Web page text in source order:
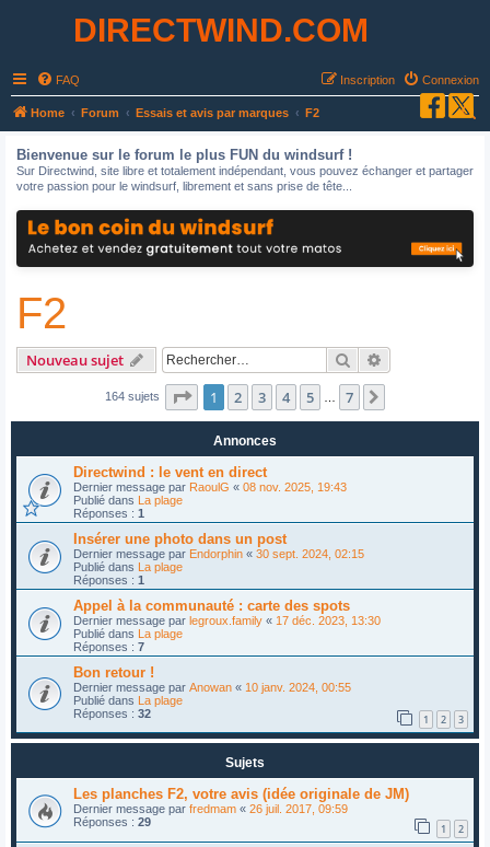
DIRECTWIND.COM
FAQ Connexion
Inscription
Home Forum Essais et avis par marques F2
Bienvenue sur le forum le plus FUN du windsurf !
Sur Directwind, site libre et totalement indépendant, vous pouvez échanger et partager
votre passion pour le windsurf, librement et sans prise de tête...
F2
Nouveau sujet Rechercher
164 sujets Page 1sur7
1 2 3 4 5 7
Annonces
Directwind : le vent en direct
Dernier message par RaoulG « 08 nov. 2025, 19:43
Publié dans La plage
Réponses : 1
Insérer une photo dans un post
Dernier message par Endorphin « 30 sept. 2024, 02:15
Publié dans La plage
Réponses : 1
Appel à la communauté : carte des spots
Dernier message par legroux.family « 17 déc. 2023, 13:30
Publié dans La plage
Réponses : 7
Bon retour !
Dernier message par Anowan « 10 janv. 2024, 00:55
Publié dans La plage
Réponses : 32 1 2 3
Sujets
Les planches F2, votre avis (idée originale de JM)
Dernier message par fredmam « 26 juil. 2017, 09:59
Réponses : 29 1 2